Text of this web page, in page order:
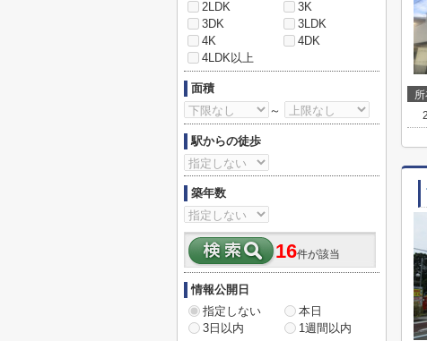
2LDK
3K
3DK
3LDK
4K
4DK
4LDK以上
面積
～
駅からの徒歩
築年数
16件が該当
情報公開日
指定しない
本日
3日以内
1週間以内